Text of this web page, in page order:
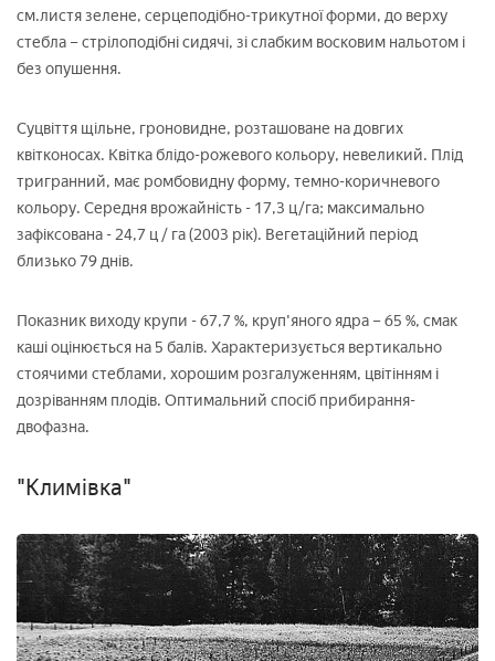
см.листя зелене, серцеподібно-трикутної форми, до верху
стебла – стрілоподібні сидячі, зі слабким восковим нальотом і
без опушення.
Суцвіття щільне, гроновидне, розташоване на довгих
квітконосах. Квітка блідо-рожевого кольору, невеликий. Плід
тригранний, має ромбовидну форму, темно-коричневого
кольору. Середня врожайність - 17,3 ц/га; максимально
зафіксована - 24,7 ц / га (2003 рік). Вегетаційний період
близько 79 днів.
Показник виходу крупи - 67,7 %, круп'яного ядра – 65 %, смак
каші оцінюється на 5 балів. Характеризується вертикально
стоячими стеблами, хорошим розгалуженням, цвітінням і
дозріванням плодів. Оптимальний спосіб прибирання-
двофазна.
"Климівка"